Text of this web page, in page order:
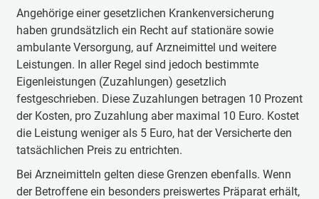
Angehörige einer gesetzlichen Krankenversicherung
haben grundsätzlich ein Recht auf stationäre sowie
ambulante Versorgung, auf Arzneimittel und weitere
Leistungen. In aller Regel sind jedoch bestimmte
Eigenleistungen (Zuzahlungen) gesetzlich
festgeschrieben. Diese Zuzahlungen betragen 10 Prozent
der Kosten, pro Zuzahlung aber maximal 10 Euro. Kostet
die Leistung weniger als 5 Euro, hat der Versicherte den
tatsächlichen Preis zu entrichten.
Bei Arzneimitteln gelten diese Grenzen ebenfalls. Wenn
der Betroffene ein besonders preiswertes Präparat erhält,